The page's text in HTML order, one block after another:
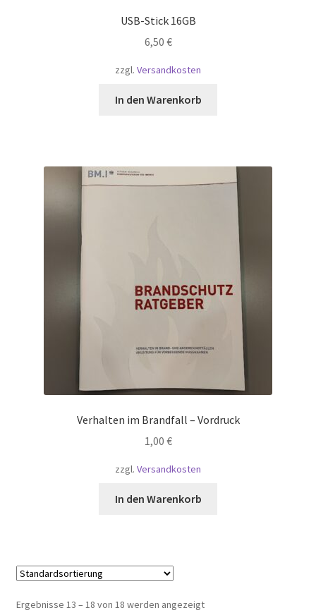
USB-Stick 16GB
6,50 €
zzgl. Versandkosten
In den Warenkorb
Verhalten im Brandfall – Vordruck
1,00 €
zzgl. Versandkosten
In den Warenkorb
Ergebnisse 13 – 18 von 18 werden angezeigt